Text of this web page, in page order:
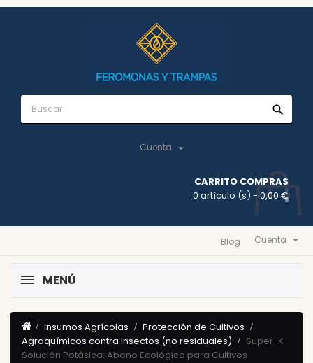
search
Cuenta 
CARRITO COMPRAS
0 artículo (s) - 0,00 €
Cuenta 
Blog
MENÚ
Insumos Agrícolas
Protección de Cultivos
Agroquímicos contra Insectos (no residuales)
Super-K
Solución Potásica: Abono Ecológico para Cultivos